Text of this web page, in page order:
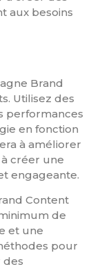
aux besoins
Brand
Utilisez des
performances
en fonction
à améliorer
créer une
engageante.
Content
de
et une
pour
des